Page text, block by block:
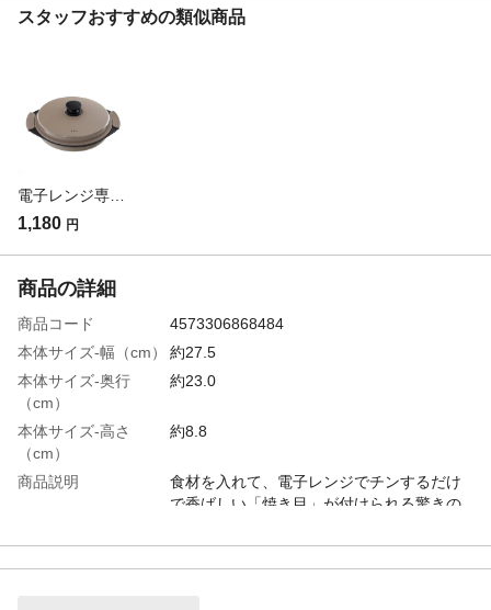
スタッフおすすめの類似商品
1,180 円
商品の詳細
商品コード
4573306868484
本体サイズ-幅（cm）
約27.5
本体サイズ-奥行
（cm）
約23.0
本体サイズ-高さ
（cm）
約8.8
商品説明
食材を入れて、電子レンジでチンするだけ
で香ばしい「焼き目」が付けられる驚きの